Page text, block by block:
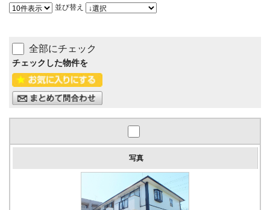
並び替え
全部にチェック
チェックした物件を